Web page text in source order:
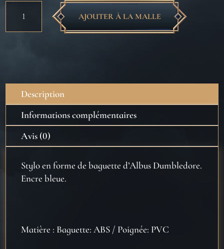
Stylo
AJOUTER À LA MALLE
Description
Informations complémentaires
Avis (0)
Stylo en forme de baguette d’Albus Dumbledore.
Encre bleue.
Matière : Baguette: ABS / Poignée: PVC